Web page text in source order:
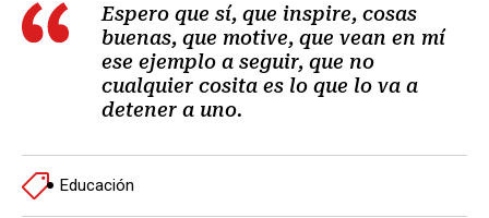
Espero que sí, que inspire, cosas
buenas, que motive, que vean en mí
ese ejemplo a seguir, que no
cualquier cosita es lo que lo va a
detener a uno.
Educación